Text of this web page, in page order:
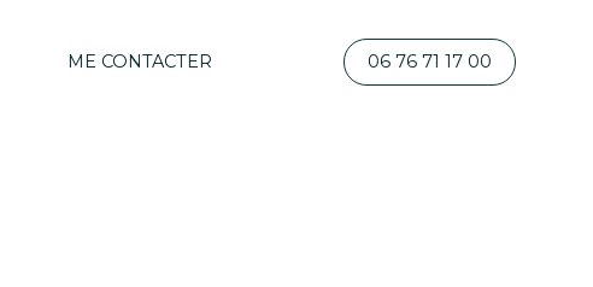
ME CONTACTER 06 76 71 17 00